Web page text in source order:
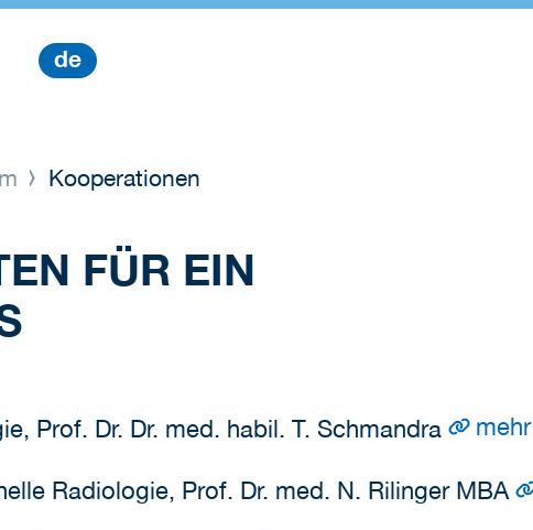
de
Kooperationen
FÜR EIN
Prof. Dr. Dr. med. habil. T. Schmandra mehr
Radiologie, Prof. Dr. med. N. Rilinger MBA